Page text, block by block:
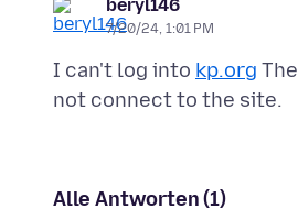
beryl146
7/20/24, 1:01 PM
I can't log into kp.org
Alle Antworten (1)